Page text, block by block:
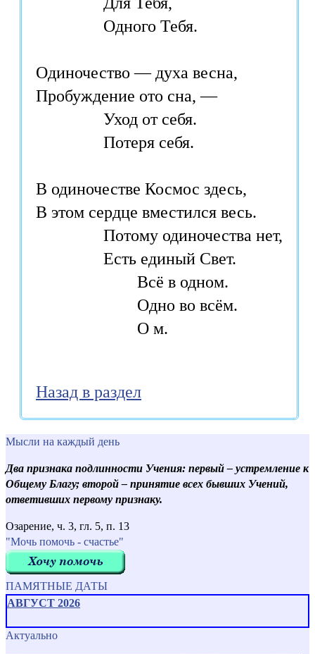
Одиночество — духа весна,
Пробуждение ото сна, —
В одиночестве Космос здесь,
В этом сердце вместился весь.
Назад в раздел
Мысли на каждый день
Два признака подлинности Учения: первый – устремление к
Общему Благу; второй – принятие всех бывших Учений,
ответивших первому признаку.
Озарение, ч. 3, гл. 5, п. 13
"Мочь помочь - счастье"
ПАМЯТНЫЕ ДАТЫ
АВГУСТ 2026
Актуально